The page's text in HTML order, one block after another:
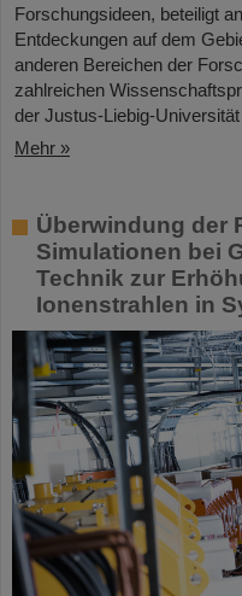
Forschungsideen, beteiligt
Entdeckungen auf dem
anderen Bereichen der
zahlreichen
der Justus-Liebig-
Mehr »
Überwindung der
Simulationen bei
Technik zur
Ionenstrahlen in